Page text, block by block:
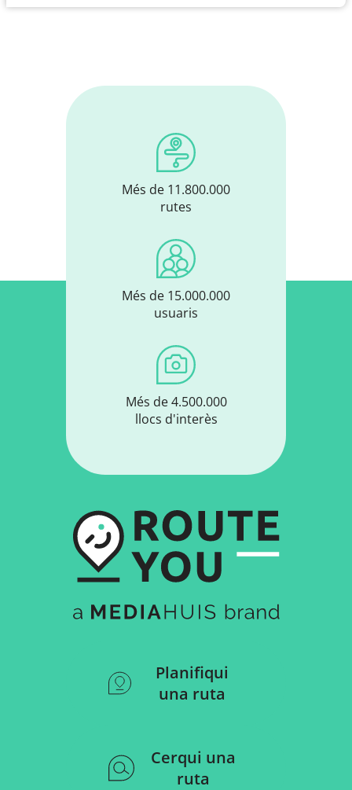
Més de 11.800.000
rutes
Més de 15.000.000
usuaris
Més de 4.500.000
llocs d'interès
Planifiqui
una ruta
Cerqui una
ruta